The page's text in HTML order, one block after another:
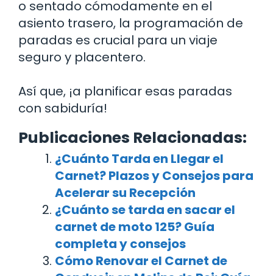
o sentado cómodamente en el
asiento trasero, la programación de
paradas es crucial para un viaje
seguro y placentero.
Así que, ¡a planificar esas paradas
con sabiduría!
Publicaciones Relacionadas:
¿Cuánto Tarda en Llegar el
Carnet? Plazos y Consejos para
Acelerar su Recepción
¿Cuánto se tarda en sacar el
carnet de moto 125? Guía
completa y consejos
Cómo Renovar el Carnet de